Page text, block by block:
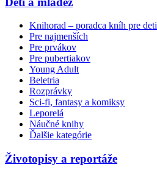
Knihorad – poradca kníh pre deti
Pre najmenších
Pre prvákov
Pre pubertiakov
Young Adult
Beletria
Rozprávky
Sci-fi, fantasy a komiksy
Leporelá
Náučné knihy
Ďalšie kategórie
Životopisy a reportáže